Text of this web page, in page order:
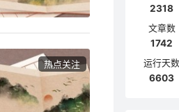
热点关注
2318
文章数
1742
运行天数
6603